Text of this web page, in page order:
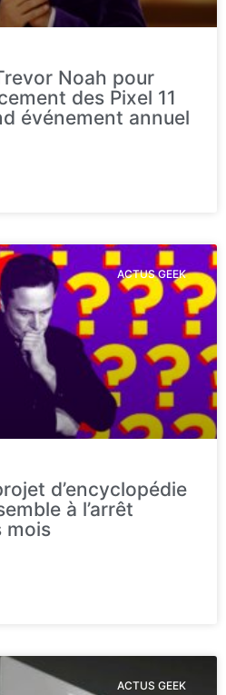
Noah pour
des Pixel 11
événement annuel
ACTUS GEEK
d’encyclopédie
à l’arrêt
mois
ACTUS GEEK